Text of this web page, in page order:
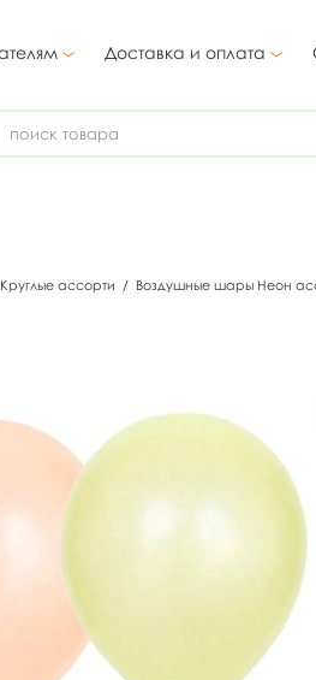
Доставка и оплата
Круглые ассорти / Воздушные шары Неон